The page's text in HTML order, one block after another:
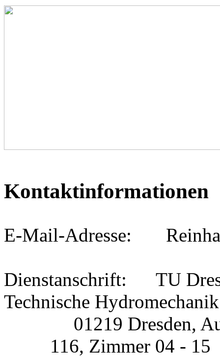
Kontaktinformationen
E-Mail-Adresse:
Dienstanschrift: TU
Technische
01219 Dresden,
116, Zimmer 04 - 15